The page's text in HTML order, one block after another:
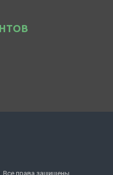
Все права защищены